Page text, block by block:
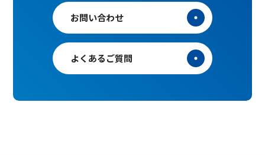
お問い合わせ
よくあるご質問